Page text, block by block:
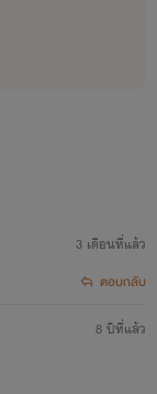
3 เดือนที่แล้ว
ตอบกลับ
8 ปีที่แล้ว